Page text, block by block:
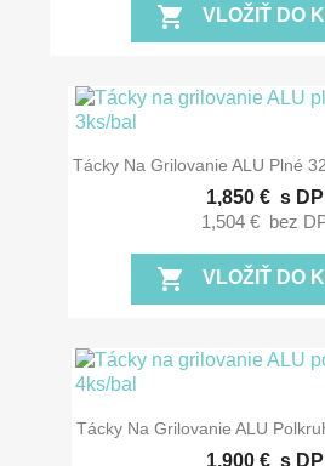
shopping_cart VLOŽIŤ DO
Tácky Na Grilovanie ALU Plné
1,850 € s
1,504 € bez
shopping_cart VLOŽIŤ DO
Tácky Na Grilovanie ALU
1,900 € s